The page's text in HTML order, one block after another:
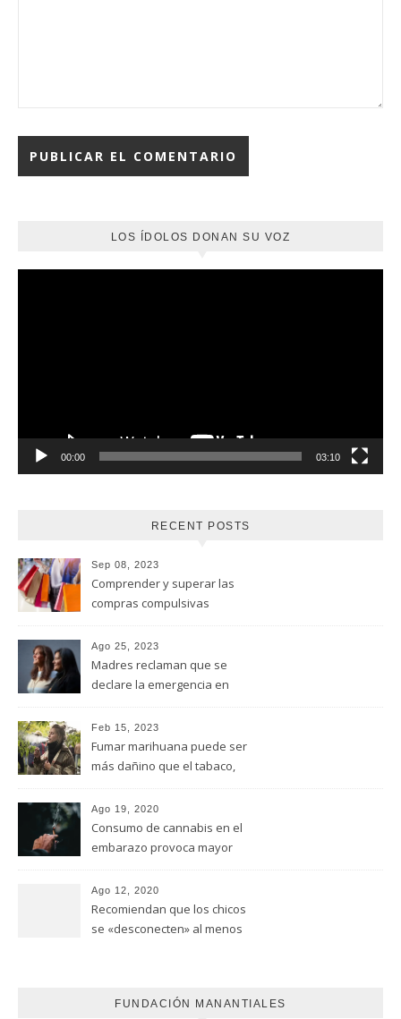
LOS ÍDOLOS DONAN SU VOZ
00:00 03:10
RECENT POSTS
Sep 08, 2023
Comprender y superar las
compras compulsivas
Ago 25, 2023
Madres reclaman que se
declare la emergencia en
Feb 15, 2023
Fumar marihuana puede ser
más dañino que el tabaco,
Universidad de Ottawa
Ago 19, 2020
Consumo de cannabis en el
embarazo provoca mayor
(FUNDACION MANANTIALES)
Ago 12, 2020
Recomiendan que los chicos
se «desconecten» al menos
FUNDACIÓN MANANTIALES